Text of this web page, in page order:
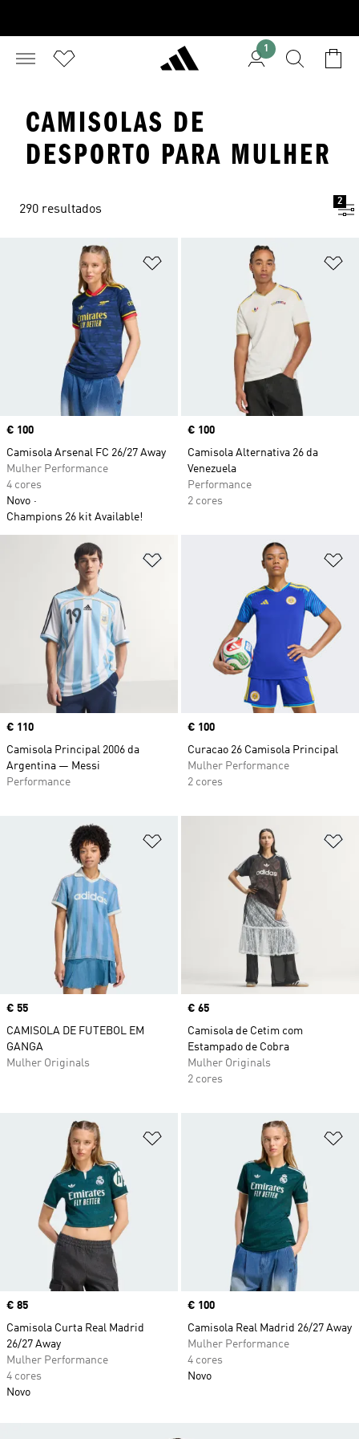
1
CAMISOLAS DE
DESPORTO PARA MULHER
290 resultados
2
Adicionar à Lista de Desejos
Price
€ 100
Camisola Arsenal FC 26/27 Away
Mulher Performance
4 cores
Novo
Champions 26 kit Available!
Price
€ 100
Camisola Alternativa 26 da
Venezuela
Performance
2 cores
Adicionar à Lista de Desejos
Price
€ 110
Camisola Principal 2006 da
Argentina — Messi
Performance
Price
€ 100
Curacao 26 Camisola Principal
Mulher Performance
2 cores
Adicionar à Lista de Desejos
Price
€ 55
CAMISOLA DE FUTEBOL EM
GANGA
Mulher Originals
Price
€ 65
Camisola de Cetim com
Estampado de Cobra
Mulher Originals
2 cores
Adicionar à Lista de Desejos
Price
€ 85
Camisola Curta Real Madrid
26/27 Away
Mulher Performance
4 cores
Novo
Price
€ 100
Camisola Real Madrid 26/27 Away
Mulher Performance
4 cores
Novo